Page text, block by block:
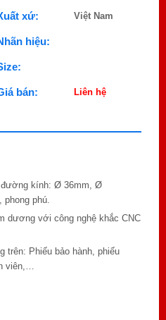
xứ: Việt Nam
hiệu:
bán: Liên hệ
đường kính: Ø 36mm, Ø
phú.
dương với công nghệ khắc CNC
trên: Phiếu bảo hành, phiếu
viên,…